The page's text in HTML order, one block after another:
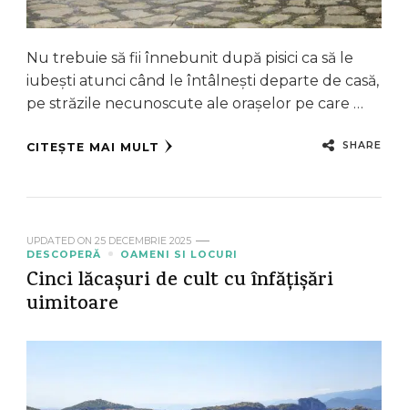
Nu trebuie să fii înnebunit după pisici ca să le
iubești atunci când le întâlnești departe de casă,
pe străzile necunoscute ale orașelor pe care …
CITEȘTE MAI MULT SHARE
UPDATED ON 25 DECEMBRIE 2025
DESCOPERĂ
OAMENI SI LOCURI
Cinci lăcașuri de cult cu înfățișări
uimitoare